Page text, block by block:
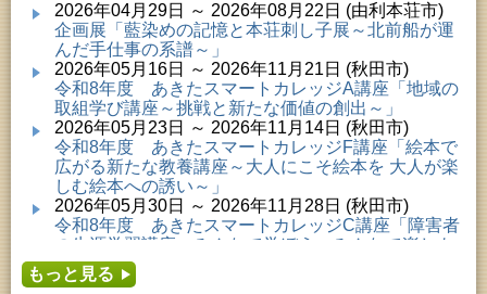
2026年04月29日 ～ 2026年08月22日 (由利本荘市)
企画展「藍染めの記憶と本荘刺し子展～北前船が運
んだ手仕事の系譜～」
2026年05月16日 ～ 2026年11月21日 (秋田市)
令和8年度 あきたスマートカレッジA講座「地域の
取組学び講座～挑戦と新たな価値の創出～」
2026年05月23日 ～ 2026年11月14日 (秋田市)
令和8年度 あきたスマートカレッジF講座「絵本で
広がる新たな教養講座～大人にこそ絵本を 大人が楽
しむ絵本への誘い～」
2026年05月30日 ～ 2026年11月28日 (秋田市)
令和8年度 あきたスマートカレッジC講座「障害者
の生涯学習講座～みんなで学ぼう、みんなで楽しも
う～」
2026年06月02日 ～ 2026年11月30日 (秋田市)
もっと見る